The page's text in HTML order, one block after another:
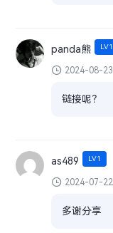
panda熊 LV1
2024-08-23
链接呢？
as489 LV1
2024-07-22
多谢分享